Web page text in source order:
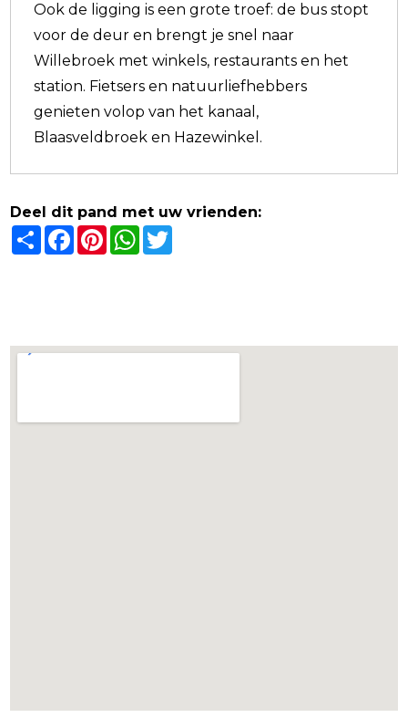
Ook de ligging is een grote troef: de bus stopt
voor de deur en brengt je snel naar
Willebroek met winkels, restaurants en het
station. Fietsers en natuurliefhebbers
genieten volop van het kanaal,
Blaasveldbroek en Hazewinkel.
Deel dit pand met uw vrienden:
ShareFacebook
PinterestWhatsApp